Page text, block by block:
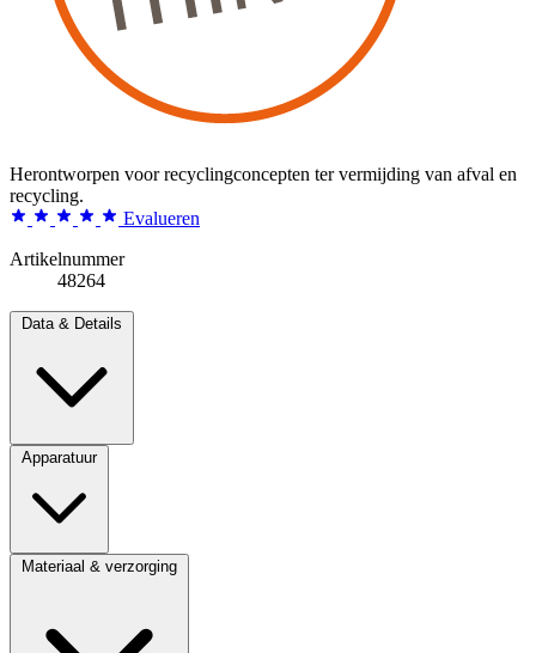
Herontworpen voor recyclingconcepten ter vermijding van afval en
recycling.
Evalueren
Artikelnummer
48264
Data & Details
Apparatuur
Materiaal & verzorging